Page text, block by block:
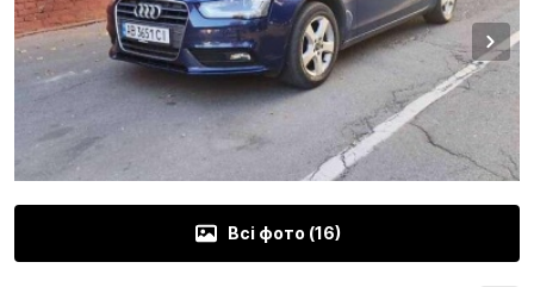
Всі фото (16)